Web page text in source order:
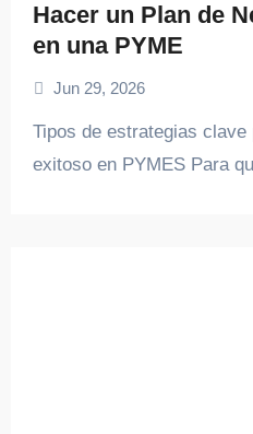
Hacer un Plan de
en una PYME
Jun 29, 2026
Tipos de estrategias clave para un plan de negocios
exitoso en PYMES Para